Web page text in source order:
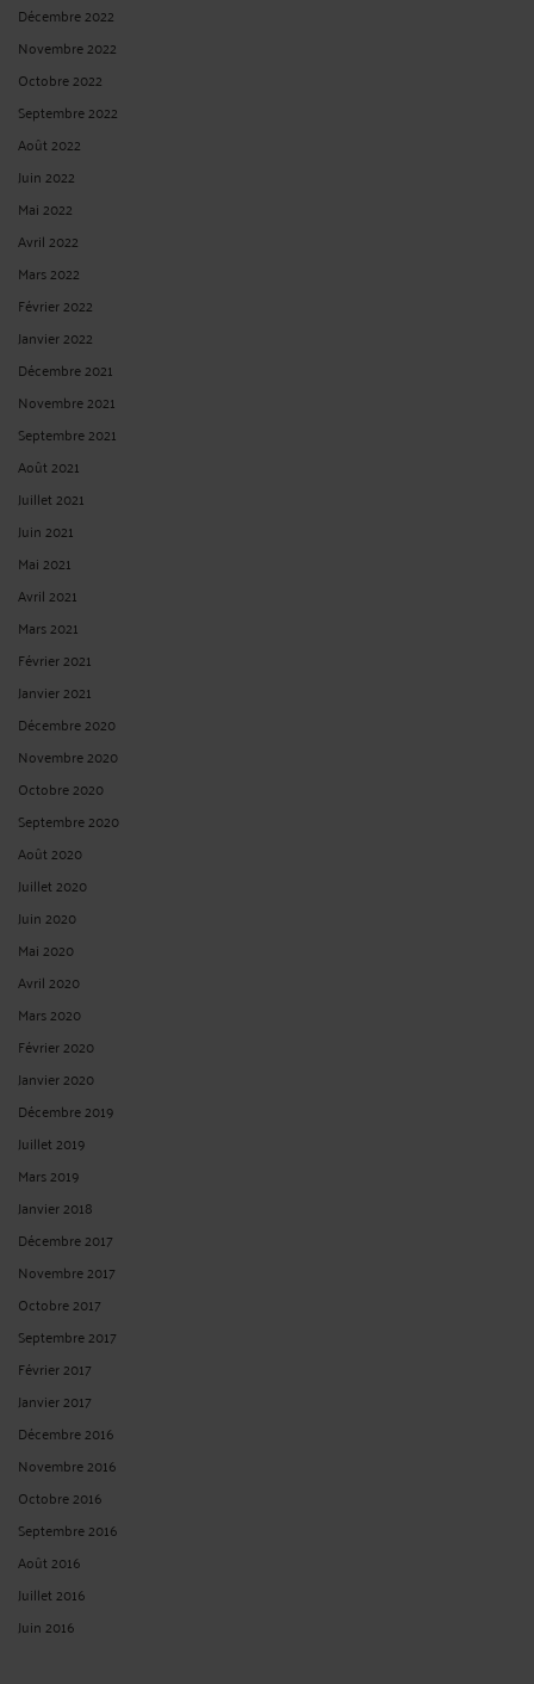
Décembre 2022
Novembre 2022
Octobre 2022
Septembre 2022
Août 2022
Juin 2022
Mai 2022
Avril 2022
Mars 2022
Février 2022
Janvier 2022
Décembre 2021
Novembre 2021
Septembre 2021
Août 2021
Juillet 2021
Juin 2021
Mai 2021
Avril 2021
Mars 2021
Février 2021
Janvier 2021
Décembre 2020
Novembre 2020
Octobre 2020
Septembre 2020
Août 2020
Juillet 2020
Juin 2020
Mai 2020
Avril 2020
Mars 2020
Février 2020
Janvier 2020
Décembre 2019
Juillet 2019
Mars 2019
Janvier 2018
Décembre 2017
Novembre 2017
Octobre 2017
Septembre 2017
Février 2017
Janvier 2017
Décembre 2016
Novembre 2016
Octobre 2016
Septembre 2016
Août 2016
Juillet 2016
Juin 2016